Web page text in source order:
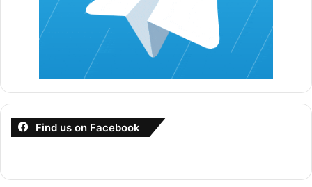
Perkongsian Dari SPA
Contoh Soalan Ujian Psikometrik
Find us on Facebook